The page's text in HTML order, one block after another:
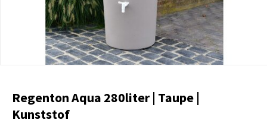
Regenton Aqua 280liter | Taupe |
Kunststof